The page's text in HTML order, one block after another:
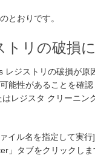
とおりです。
トリの破損
ジストリの破損が
能性があることを確
レジスタ クリーニン
イル名を指定して実行
」タブをクリックしま